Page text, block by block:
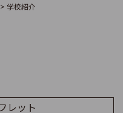
> 学校紹介
レット